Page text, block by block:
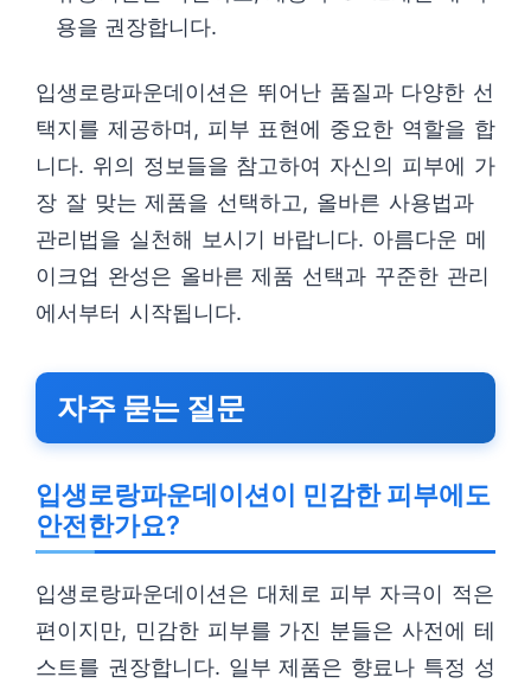
용을 권장합니다.
입생로랑파운데이션은 뛰어난 품질과 다양한 선
택지를 제공하며, 피부 표현에 중요한 역할을 합
니다. 위의 정보들을 참고하여 자신의 피부에 가
장 잘 맞는 제품을 선택하고, 올바른 사용법과
관리법을 실천해 보시기 바랍니다. 아름다운 메
이크업 완성은 올바른 제품 선택과 꾸준한 관리
에서부터 시작됩니다.
자주 묻는 질문
입생로랑파운데이션이 민감한 피부에도
안전한가요?
입생로랑파운데이션은 대체로 피부 자극이 적은
편이지만, 민감한 피부를 가진 분들은 사전에 테
스트를 권장합니다. 일부 제품은 향료나 특정 성